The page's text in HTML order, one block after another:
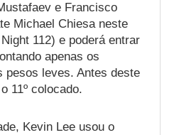
e Francisco
Michael Chiesa neste
112) e poderá entrar
apenas os
pesos leves. Antes deste
11º colocado.
Kevin Lee usou o